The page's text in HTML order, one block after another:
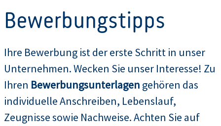
Bewerbungstipps
Ihre Bewerbung ist der erste Schritt in unser
Unternehmen. Wecken Sie unser Interesse! Zu
Ihren Bewerbungsunterlagen gehören das
individuelle Anschreiben, Lebenslauf,
Zeugnisse sowie Nachweise. Achten Sie auf